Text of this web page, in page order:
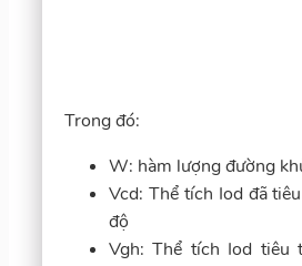
Trong đó:
W: hàm lượng đường
Vcd: Thể tích Iod đã
độ
Vgh: Thể tích Iod tiêu